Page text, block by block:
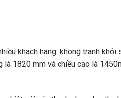
khách hàng không tránh khỏi
là 1820 mm và chiều cao là